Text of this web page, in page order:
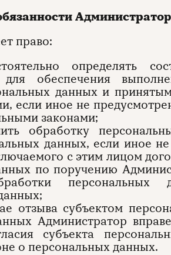
право:
определять
обеспечения
данных и
если иное не
законами;
обработку
данных, если иное
с этим лицом
по поручению
персональных
отзыва субъектом
Администратор
субъекта
о персональных данных.